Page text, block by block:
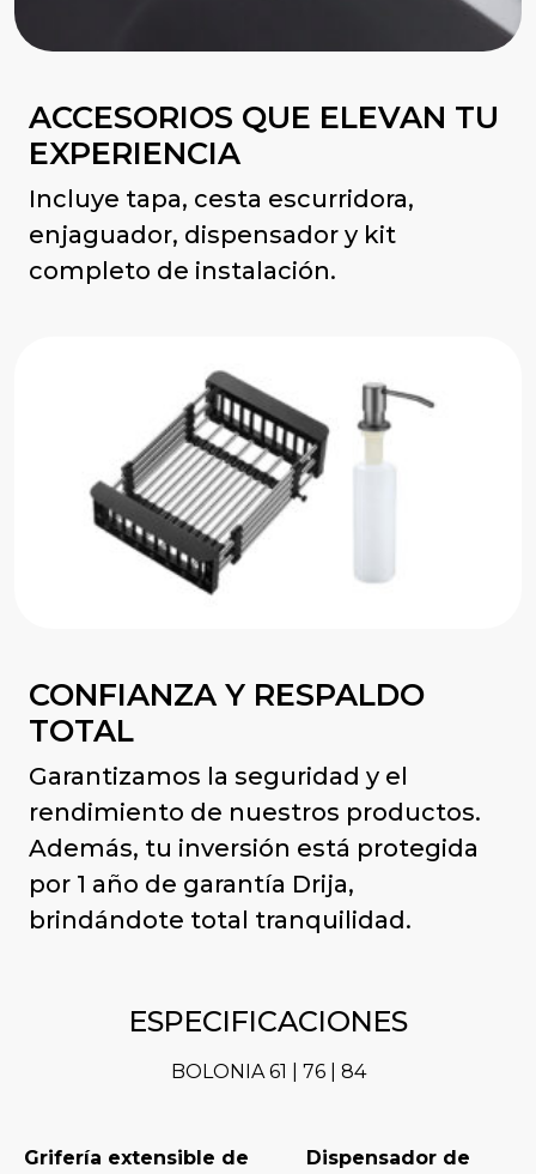
ACCESORIOS QUE ELEVAN TU
EXPERIENCIA
Incluye tapa, cesta escurridora,
enjaguador, dispensador y kit
completo de instalación.
CONFIANZA Y RESPALDO
TOTAL
Garantizamos la seguridad y el
rendimiento de nuestros productos.
Además, tu inversión está protegida
por 1 año de garantía Drija,
brindándote total tranquilidad.
ESPECIFICACIONES
BOLONIA 61 | 76 | 84
Grifería extensible de
Dispensador de